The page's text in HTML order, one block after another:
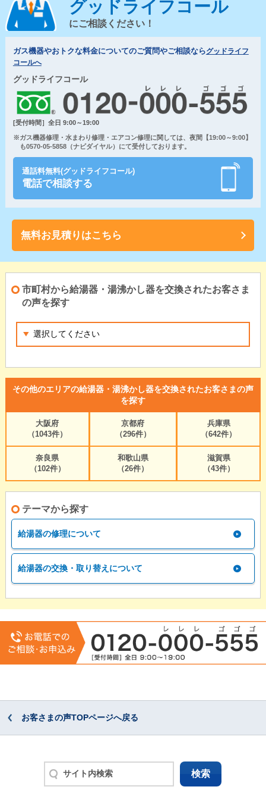
グッドライフコール
にご相談ください！
ガス機器やおトクな料金についてのご質問やご相談ならグッドライフ
コールへ
グッドライフコール
[受付時間］全日 9:00～19:00
※ガス機器修理・水まわり修理・エアコン修理に関しては、夜間【19:00～9:00】
も0570-05-5858（ナビダイヤル）にて受付しております。
通話料無料(グッドライフコール)
電話で相談する
無料お見積りはこちら
市町村から給湯器・湯沸かし器を交換されたお客さま
の声を探す
その他のエリアの給湯器・湯沸かし器を交換されたお客さまの声
を探す
大阪府
（1043件）
京都府
（296件）
兵庫県
（642件）
奈良県
（102件）
和歌山県
（26件）
滋賀県
（43件）
テーマから探す
給湯器の修理について
給湯器の交換・取り替えについて
お客さまの声TOPページへ戻る